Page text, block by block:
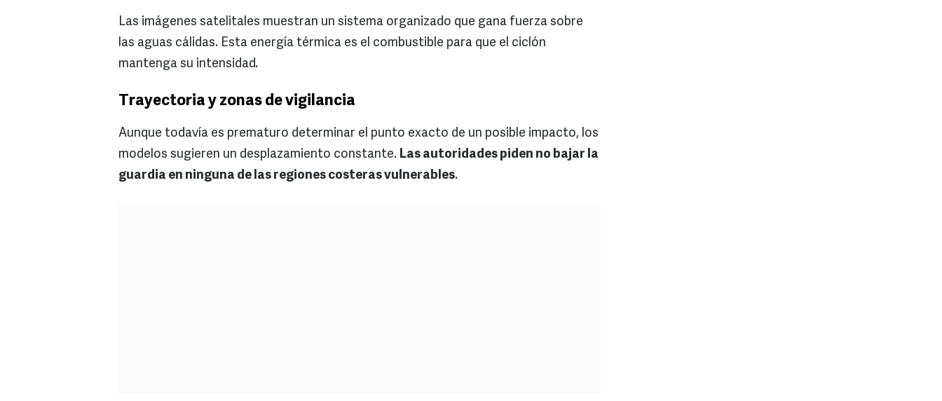
Las imágenes satelitales muestran un sistema organizado que gana fuerza sobre
las aguas cálidas. Esta energía térmica es el combustible para que el ciclón
mantenga su intensidad.
Trayectoria y zonas de vigilancia
Aunque todavía es prematuro determinar el punto exacto de un posible impacto, los
modelos sugieren un desplazamiento constante. Las autoridades piden no bajar la
guardia en ninguna de las regiones costeras vulnerables.